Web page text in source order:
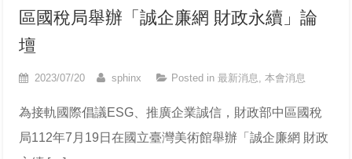
區國稅局舉辦「誠企廉網 財政永續」論
壇
2023/07/20 sphinx Posted in最新消息,本會消息
為接軌國際倡議ESG、推廣企業誠信，財政部中區國稅
局112年7月19日在國立臺灣美術館舉辦「誠企廉網 財政